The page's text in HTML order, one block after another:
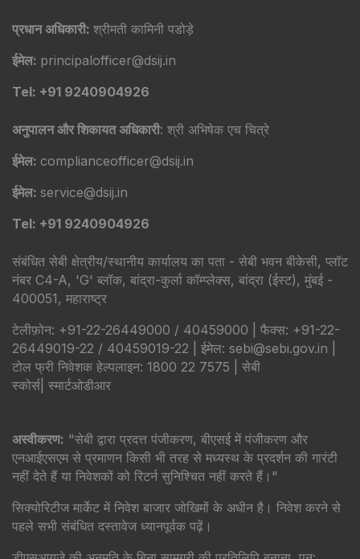
प्रधान अधिकारी: श्रीमती कामिनी पडोड़े
ईमेल: principalofficer@dsij.in
Tel: +91 9240904926
अनुपालन और शिकायत अधिकारी: श्री अभिषेक एच चित्रे
ईमेल: complianceofficer@dsij.in
ईमेल: service@dsij.in
Tel: +91 9240904926
संबंधित सेबी क्षेत्रीय/स्थानीय कार्यालय का पता - सेबी भवन बीकेसी, प्लॉट
नंबर C4-A, 'G' ब्लॉक, बांद्रा-कुर्ला कॉम्प्लेक्स, बांद्रा (ईस्ट), मुंबई -
400051, महाराष्ट्र
टेलीफ़ोन: +91-22-26449000 / 40459000 | फैक्स: +91-22-
26449019-22 / 40459019-22 | ईमेल: sebi@sebi.gov.in |
टोल फ्री निवेशक हेल्पलाइन: 1800 22 7575 | सेबी
स्कोर्स स्मार्टओडीआर
अस्वीकरण: "सेबी द्वारा प्रदत्त पंजीकरण, बीएसई में पंजीकरण और
एनआईएसएम से प्रमाणन किसी भी तरह से मध्यस्थ के प्रदर्शन की गारंटी
नहीं देते हैं या निवेशकों को रिटर्न सुनिश्चित नहीं करते हैं।"
सिक्योरिटीज मार्केट में निवेश बाजार जोखिमों के अधीन है। निवेश करने से
पहले सभी संबंधित दस्तावेज ध्यानपूर्वक पढ़ें।